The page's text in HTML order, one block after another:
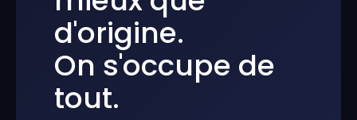
d'origine.
On s'occupe de
tout.